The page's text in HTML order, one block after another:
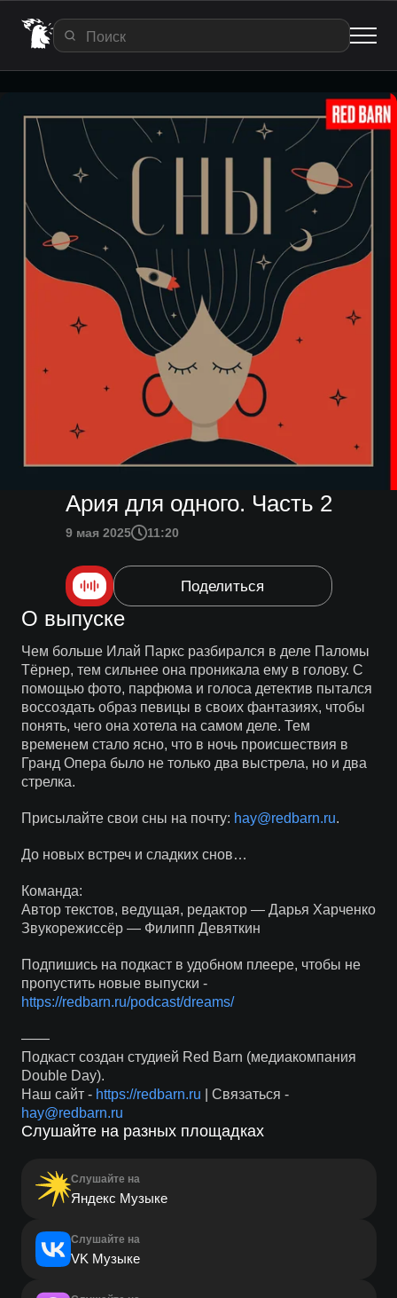
Ария для одного. Часть 2
9 мая 2025 11:20
Поделиться
О выпуске
Чем больше Илай Паркс разбирался в деле Паломы
Тёрнер, тем сильнее она проникала ему в голову. С
помощью фото, парфюма и голоса детектив пытался
воссоздать образ певицы в своих фантазиях, чтобы
понять, чего она хотела на самом деле. Тем
временем стало ясно, что в ночь происшествия в
Гранд Опера было не только два выстрела, но и два
стрелка.
Присылайте свои сны на почту: hay@redbarn.ru.
До новых встреч и сладких снов…
Команда:
Автор текстов, ведущая, редактор — Дарья Харченко
Звукорежиссёр — Филипп Девяткин
Подпишись на подкаст в удобном плеере, чтобы не
пропустить новые выпуски -
https://redbarn.ru/podcast/dreams/
——
Подкаст создан студией Red Barn (медиакомпания
Double Day).
Наш сайт - https://redbarn.ru | Связаться -
hay@redbarn.ru
Слушайте на разных площадках
Слушайте на
Яндекс Музыке
Слушайте на
VK Музыке